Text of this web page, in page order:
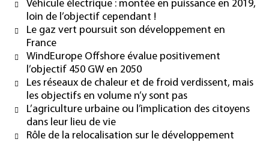
Véhicule électrique : montée en puissance en 2019,
loin de l’objectif cependant !
Le gaz vert poursuit son développement en
France
WindEurope Offshore évalue positivement
l’objectif 450 GW en 2050
Les réseaux de chaleur et de froid verdissent, mais
les objectifs en volume n’y sont pas
L’agriculture urbaine ou l’implication des citoyens
dans leur lieu de vie
Rôle de la relocalisation sur le développement